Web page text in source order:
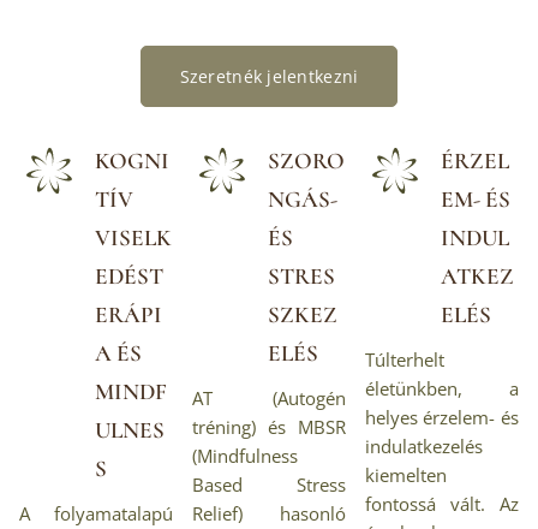
Szeretnék jelentkezni
KOGNI
TÍV
VISELK
EDÉST
ERÁPI
A ÉS
MINDF
ULNES
S
A folyamatalapú
SZORO
NGÁS-
ÉS
STRES
SZKEZ
ELÉS
AT (Autogén
tréning) és MBSR
(Mindfulness
Based Stress
Relief) hasonló
ÉRZEL
EM- ÉS
INDUL
ATKEZ
ELÉS
Túlterhelt
életünkben, a
helyes érzelem- és
indulatkezelés
kiemelten
fontossá vált. Az